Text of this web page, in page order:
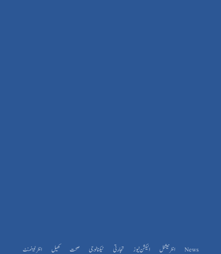
News انٹرنیشنل الیکشن نیوز تجارتی ٹیکنالوجی صحت کھیل انٹرٹینمنٹ